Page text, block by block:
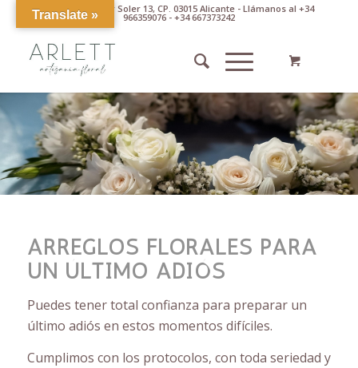
Av. Pintor Xavier Soler 13, CP. 03015 Alicante - Llámanos al +34
966359076 - +34 667373242
ARREGLOS FLORALES PARA
UN ÚLTIMO ADIÓS
Puedes tener total confianza para preparar un
último adiós en estos momentos difíciles.
Cumplimos con los protocolos, con toda seriedad y
Translate »